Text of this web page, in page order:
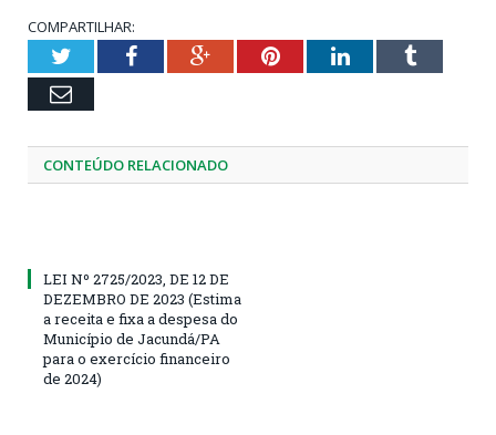
COMPARTILHAR:
TwitterFacebookGoogle+PinterestLinkedInTumblr
Email
CONTEÚDO RELACIONADO
LEI Nº 2725/2023, DE 12 DE
DEZEMBRO DE 2023 (Estima
a receita e fixa a despesa do
Município de Jacundá/PA
para o exercício financeiro
de 2024)